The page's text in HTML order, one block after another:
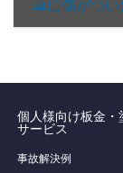
車に傷がつ
個人様向け板金・
サービス
事故解決例